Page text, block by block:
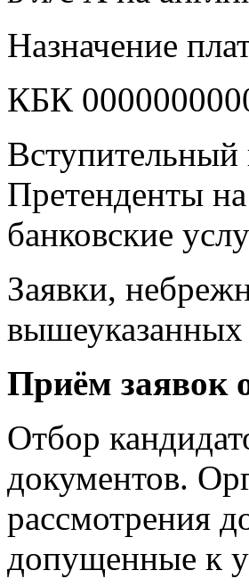
Назначение
КБК
Вступительный
Претенденты
банковские
Заявки,
Приём заявок
Отбор
документов.
рассмотрения
допущенные к